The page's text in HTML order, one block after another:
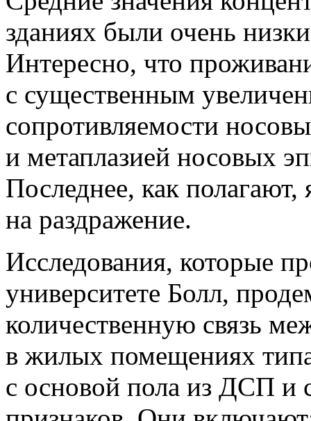
зданиях были очень
Интересно, что
с существенным
сопротивляемости
и метаплазией носовых
Последнее, как полагают,
на раздражение.
Исследования, которые
университете Болл,
количественную связь
в жилых помещениях
с основой пола из ДСП и